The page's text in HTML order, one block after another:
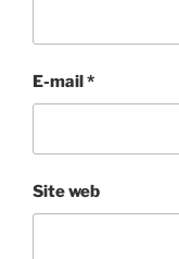
E-mail*
Site web